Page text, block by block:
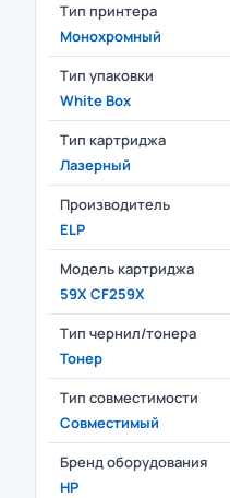
Тип принтера
Монохромный
Тип упаковки
White Box
Тип картриджа
Лазерный
Производитель
ELP
Модель картриджа
59X CF259X
Тип чернил/тонера
Тонер
Тип совместимости
Совместимый
Бренд оборудования
HP